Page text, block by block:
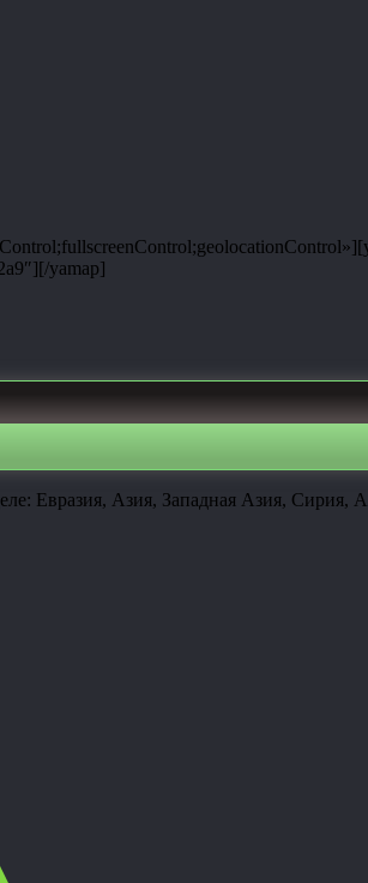
yamap]
Евразия, Азия, Западная Азия, Сирия,